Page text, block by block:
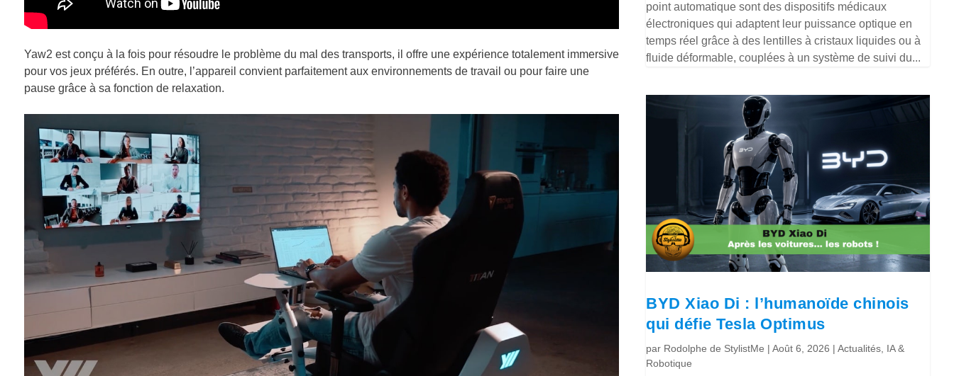
Yaw2 est conçu à la fois pour résoudre le problème du mal des transports, il offre une expérience totalement immersive
pour vos jeux préférés. En outre, l’appareil convient parfaitement aux environnements de travail ou pour faire une
pause grâce à sa fonction de relaxation.
point automatique sont des dispositifs médicaux
électroniques qui adaptent leur puissance optique en
temps réel grâce à des lentilles à cristaux liquides ou à
fluide déformable, couplées à un système de suivi du...
BYD Xiao Di : l’humanoïde chinois
qui défie Tesla Optimus
par Rodolphe de StylistMe |Août 6, 2026 |Actualités IA &
Robotique